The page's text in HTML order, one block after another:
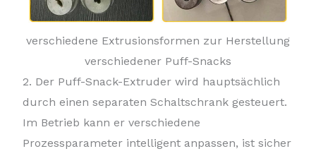
verschiedene Extrusionsformen zur Herstellung
verschiedener Puff-Snacks
2. Der Puff-Snack-Extruder wird hauptsächlich
durch einen separaten Schaltschrank gesteuert.
Im Betrieb kann er verschiedene
Prozessparameter intelligent anpassen, ist sicher